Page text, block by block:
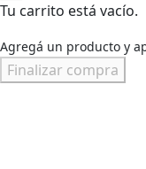
Tu carrito está vacío.
Agregá un producto y
Finalizar compra